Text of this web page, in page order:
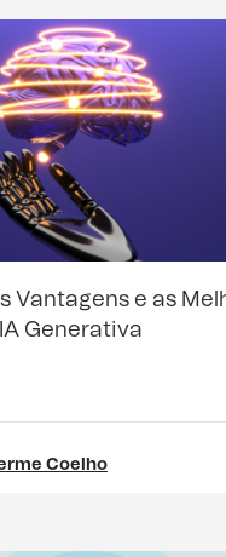
Vantagens e as
Generativa
Coelho